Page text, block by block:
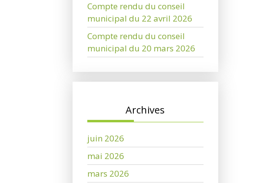
Compte rendu du conseil
municipal du 22 avril 2026
Compte rendu du conseil
municipal du 20 mars 2026
Archives
juin 2026
mai 2026
mars 2026